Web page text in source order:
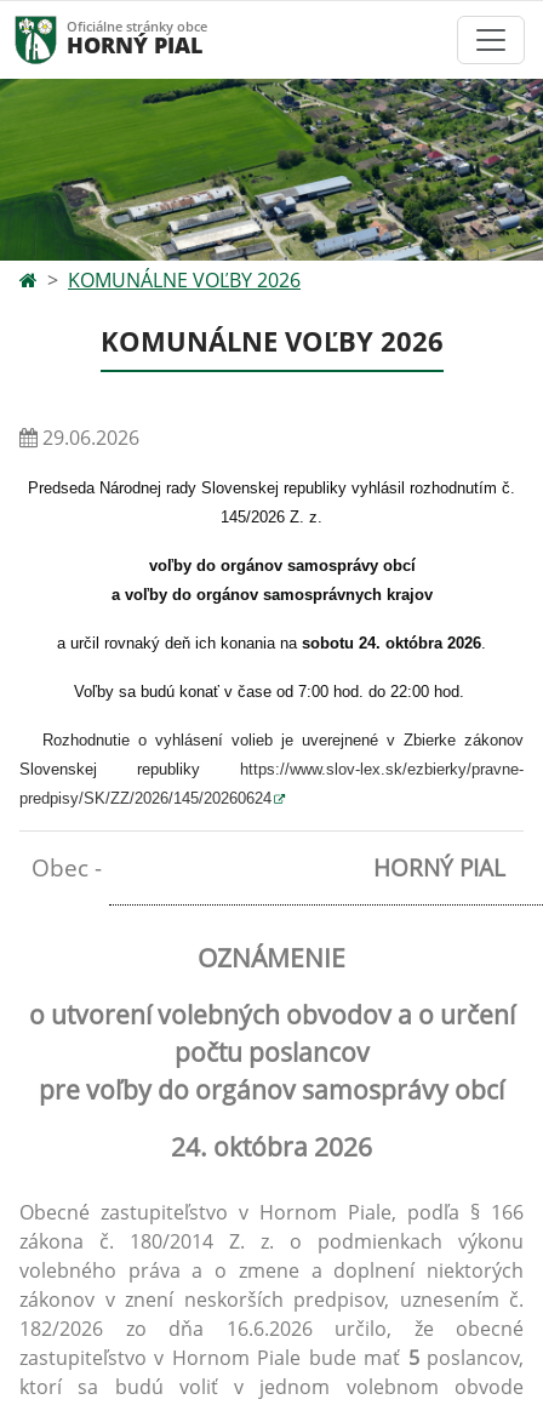
Oficiálne stránky obce
HORNÝ PIAL
KOMUNÁLNE VOĽBY 2026
KOMUNÁLNE VOĽBY 2026
29.06.2026
Predseda Národnej rady Slovenskej republiky vyhlásil rozhodnutím č.
145/2026 Z. z.
voľby do orgánov samosprávy obcí
a voľby do orgánov samosprávnych krajov
a určil rovnaký deň ich konania na sobotu 24. októbra 2026.
Voľby sa budú konať v čase od 7:00 hod. do 22:00 hod.
Rozhodnutie o vyhlásení volieb je uverejnené v Zbierke zákonov
Slovenskej republiky
https://www.slov-lex.sk/ezbierky/pravne-
predpisy/SK/ZZ/2026/145/20260624
Obec - HORNÝ PIAL
OZNÁMENIE
o utvorení volebných obvodov a o určení
počtu poslancov
pre voľby do orgánov samosprávy obcí
24. októbra 2026
Obecné zastupiteľstvo v Hornom Piale, podľa § 166
zákona č. 180/2014 Z. z. o podmienkach výkonu
volebného práva a o zmene a doplnení niektorých
zákonov v znení neskorších predpisov, uznesením č.
182/2026 zo dňa 16.6.2026 určilo, že obecné
zastupiteľstvo v Hornom Piale bude mať 5poslancov,
ktorí sa budú voliť v jednom volebnom obvode